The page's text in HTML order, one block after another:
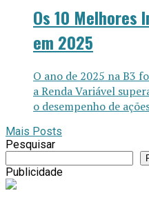
Os 10 Melhores
em 2025
O ano de 2025 na B3
a Renda Variável
o desempenho de
Mais Posts
Pesquisar
Publicidade